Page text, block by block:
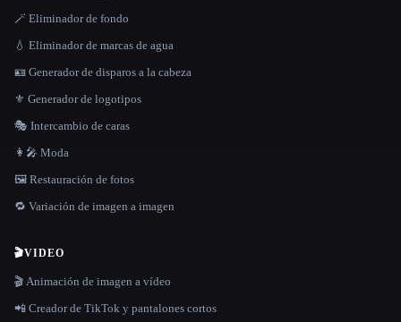
🪄 Eliminador de fondo
💧 Eliminador de marcas de agua
🪪 Generador de disparos a la cabeza
⚜️ Generador de logotipos
🎭 Intercambio de caras
👩‍🎤 Moda
🖼️ Restauración de fotos
🔁 Variación de imagen a imagen
🎬VIDEO
🎬 Animación de imagen a vídeo
📲 Creador de TikTok y pantalones cortos